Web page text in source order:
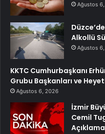
Ağustos
Alkollü
Ağustos
KKTC Cumhurbaşkanı
Grubu Başkanları ve
Ağustos 6, 2026
İzmir
Cemil